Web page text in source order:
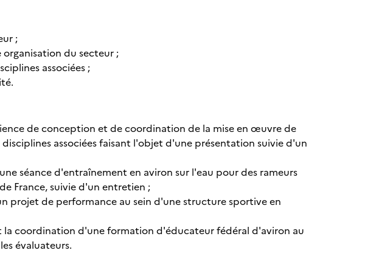
;
organisation du secteur ;
associées ;
de conception et de coordination de la mise en œuvre de
associées faisant l'objet d'une présentation suivie d'un
séance d'entraînement en aviron sur l'eau pour des rameurs
France, suivie d'un entretien ;
projet de performance au sein d'une structure sportive en
coordination d'une formation d'éducateur fédéral d'aviron au
évaluateurs.